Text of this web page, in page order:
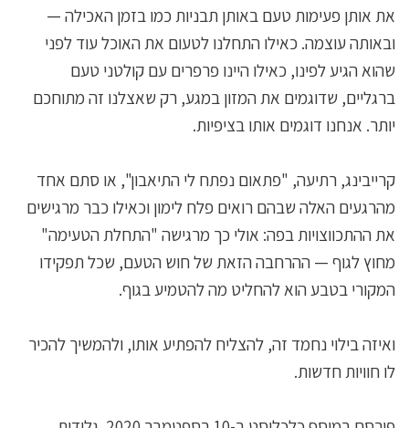
את אותן פעימות טעם באותן תבניות כמו בזמן האכילה —
ובאותה עוצמה. כאילו התחלנו לטעום את האוכל עוד לפני
שהוא הגיע לפינו, כאילו היינו פרפרים עם קולטני טעם
ברגליים, שדוגמים את המזון במגע, רק שאצלנו זה מתוחכם
יותר. אנחנו דוגמים אותו בציפיות.
קרייבינג, רתיעה, "פתאום נפתח לי התיאבון", או סתם אחד
מהרגעים האלה שבהם רואים פלח לימון וכאילו כבר מרגישים
את ההתכווצויות בפה: אולי כך מרגישה "התחלת הטעימה"
מחוץ לגוף — ההרחבה הזאת של חוש הטעם, שכל תפקידו
המקורי בטבע הוא להחליט מה להטמיע בגוף.
ואיזה בילוי נחמד זה, להצליח להפתיע אותו, ולהמשיך להכיר
לו חוויות חדשות.